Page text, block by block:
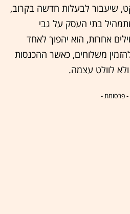
שיעבור לבעלות חדשה בקרוב,
בתי העסק על גבי
אחרות, הוא יהפוך לאחד
משלוחים, כאשר ההכנסות
לוולט עצמה.
- פרסומת -